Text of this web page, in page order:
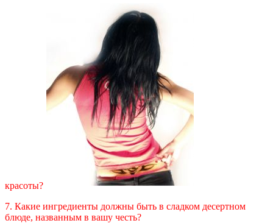
красоты?
7. Какие ингредиенты должны быть в сладком десертном
блюде, названным в вашу честь?